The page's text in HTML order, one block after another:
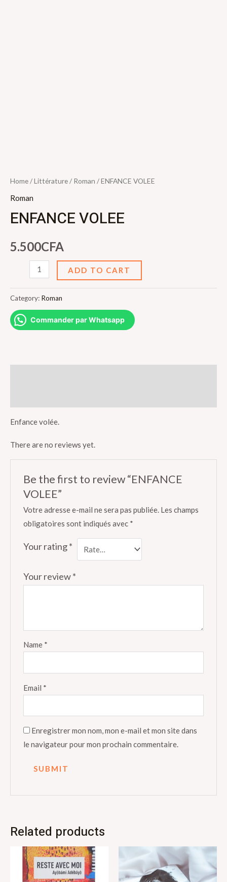
Home/Littérature/ Roman / ENFANCE VOLEE
Roman
ENFANCE VOLEE
5.500CFA
ENFANCE
VOLEE
quantity
ADD TO CART
Category: Roman
Commander par Whatsapp
Enfance volée.
There are no reviews yet.
Be the first to review “ENFANCE
VOLEE”
Votre adresse e-mail ne sera pas publiée. Les champs
obligatoires sont indiqués avec *
Your rating*
Your review*
Name *
Email *
Enregistrer mon nom, mon e-mail et mon site dans
le navigateur pour mon prochain commentaire.
Related products